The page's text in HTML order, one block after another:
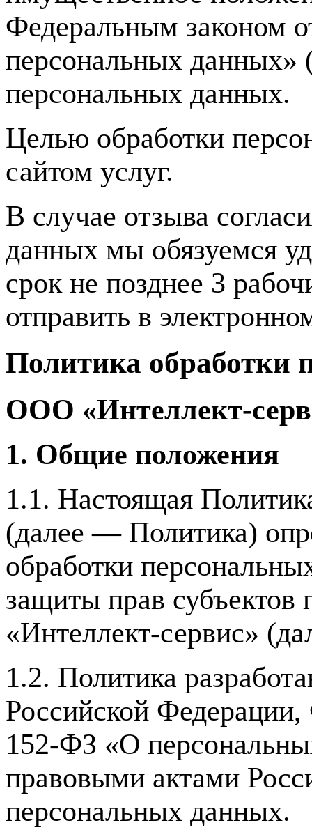
Федеральным законом
персональных данных»
персональных данных.
Целью обработки
сайтом услуг.
В случае отзыва
данных мы обязуемся
срок не позднее 3
отправить в
Политика обработки
ООО «Интеллект-
1. Общие положения
1.1. Настоящая
(далее — Политика)
обработки
защиты прав
«Интеллект-сервис»
1.2. Политика
Российской
152-ФЗ «О
правовыми актами
персональных данных.